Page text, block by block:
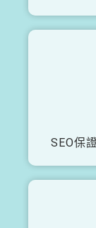
SEO保